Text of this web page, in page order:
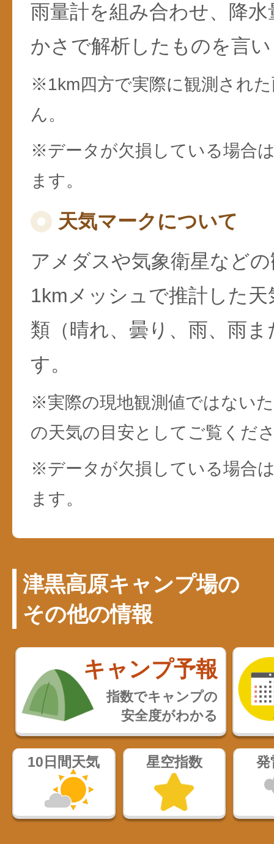
雨量計を組み合わせ、降
かさで解析したものを言
※1km四方で実際に観測され
ん。
※データが欠損している場合
ます。
天気マークについて
アメダスや気象衛星など
1kmメッシュで推計した
類（晴れ、曇り、雨、雨
す。
※実際の現地観測値ではない
の天気の目安としてご覧くだ
※データが欠損している場合
ます。
津黒高原キャンプ場の
その他の情報
キャンプ予報
指数でキャンプの
安全度がわかる
10日間天気 星空指数 発